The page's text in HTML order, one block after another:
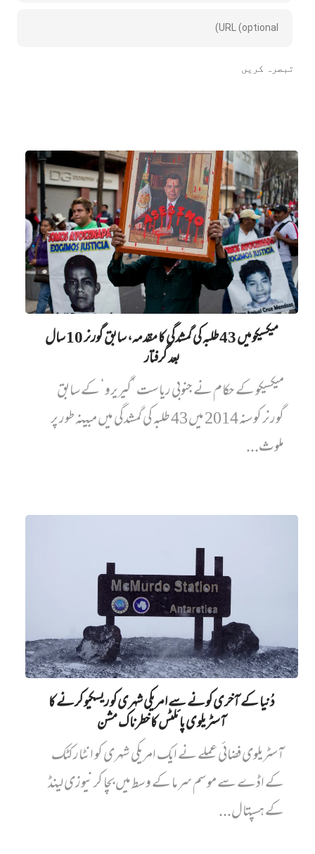
میکسیکو میں 43 طلبہ کی گمشدگی کا مقدمہ، سابق گورنر 10 سال
بعد گرفتار
میکسیکو کے حکام نے جنوبی ریاست ’گیریرو‘ کے سابق
گورنر کو سنہ 2014 میں 43 طلبہ کی گمشدگی میں مبینہ طور پر
ملوث...
دُنیا کے آخری کونے سے امریکی شہری کو ریسکیو کرنے کا
آسٹریلوی پائلٹس کا خطرناک مشن
آسٹریلوی فضائی عملے نے ایک امریکی شہری کو انٹارکٹک
کے اڈے سے موسم سرما کے وسط میں بچا کر نیوزی لینڈ
کے ہسپتال...